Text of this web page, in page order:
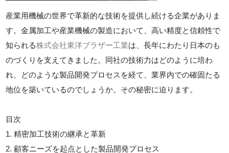
産業用機械の世界で革新的な技術を提供し続ける企業がありま
す。金属加工や産業機械の製造において、高い精度と信頼性で
知られる株式会社東洋ブラザー工業は、長年にわたり日本のも
のづくりを支えてきました。同社の技術力はどのように培わ
れ、どのような製品開発プロセスを経て、業界内での確固たる
地位を築いているのでしょうか。その秘密に迫ります。
目次
1. 精密加工技術の継承と革新
2. 顧客ニーズを起点とした製品開発プロセス